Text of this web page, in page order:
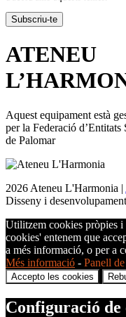
ATENEU
L’
Aquest equipament està
per la Federació
de Palomar
2026 Ateneu L'Harmonia |
Disseny i
Utilitzem cookies pròpies i
cookies' entenem que
a més informació, o per a
Més informació - Panell
Accepto les cookies
Configuració de